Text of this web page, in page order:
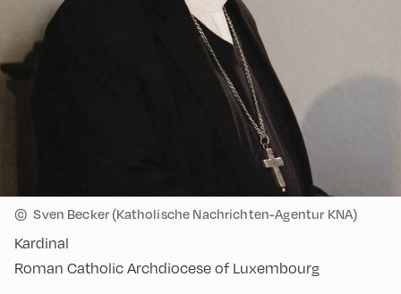
© Sven Becker (Katholische Nachrichten-Agentur KNA)
Kardinal
Roman Catholic Archdiocese of Luxembourg